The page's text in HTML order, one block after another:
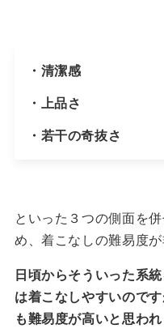
・清潔感
・上品さ
・若干の奇抜さ
といった３つの側面を
め、着こなしの難易度
日頃からそういった系
は着こなしやすいので
も難易度が高いと思われ